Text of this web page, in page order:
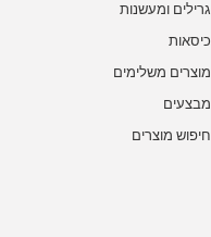
גרילים ומעשנות
כיסאות
מוצרים משלימים
מבצעים
חיפוש מוצרים